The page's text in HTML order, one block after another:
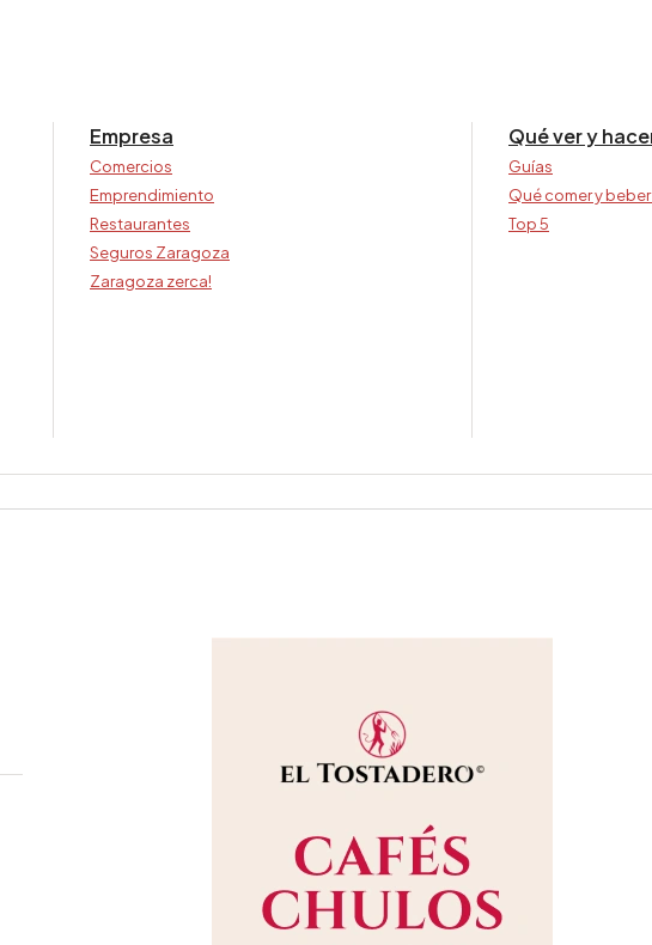
Empresa
Comercios
Emprendimiento
Restaurantes
Seguros Zaragoza
Zaragoza zerca!
Qué ver y
Guías
Qué comer y
Top 5